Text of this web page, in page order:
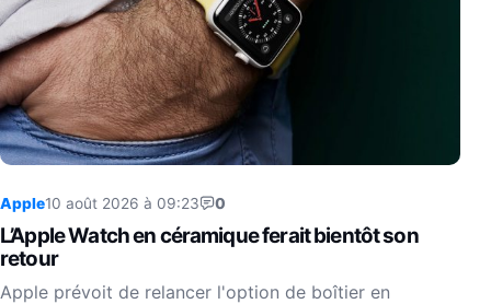
Apple10 août 2026 à 09:23 0
L’Apple Watch en céramique ferait bientôt son
retour
Apple prévoit de relancer l'option de boîtier en